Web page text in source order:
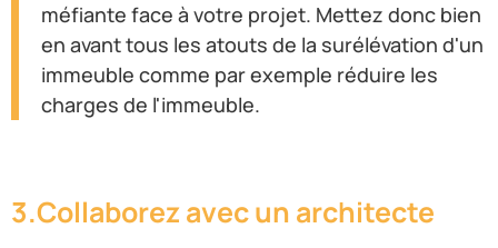
méfiante face à votre projet. Mettez donc bien
en avant tous les atouts de la surélévation d'un
immeuble comme par exemple réduire les
charges de l'immeuble.
3.Collaborez avec un architecte